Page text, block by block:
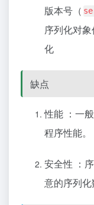
版本号（
序列化对
化‌
缺点
性能 ：一
程序性能。
安全性 ：
意的序列化